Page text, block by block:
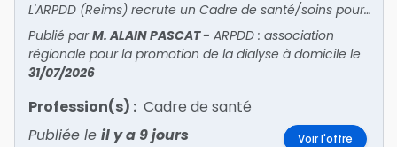
L'ARPDD (Reims) recrute un Cadre de santé/soins pour piloter la dialyse : management de 40 pros, qualité des soins, projets. 50k€/an, autonomie, structure associative.
Publié parM. ALAIN PASCAT- ARPDD : association
régionale pour la promotion de la dialyse à domicile le
31/07/2026
Profession(s) : Cadre de santé
Publiée le il y a 9 jours Voir l'offre